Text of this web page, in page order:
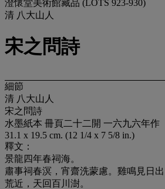
澄懷堂美術館藏品 (LOTS 923-930)
清 八大山人
宋之問詩
細節
清 八大山人
宋之問詩
水墨紙本 冊頁二十二開 一六九六年作
31.1 x 19.5 cm. (12 1/4 x 7 5/8 in.)
釋文：
景龍四年春祠海。
肅事祠春溟，宵齋洗蒙慮。雞鳴見日
荒近，天回百川澍。